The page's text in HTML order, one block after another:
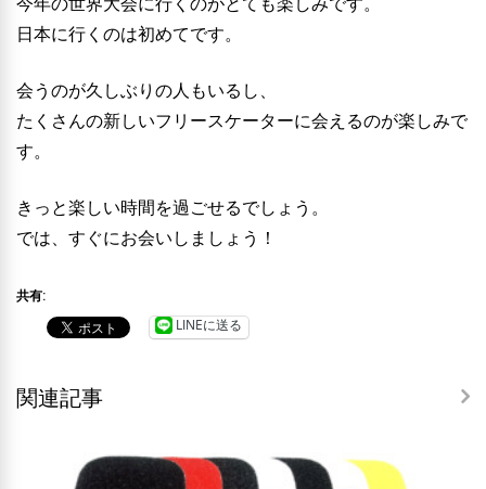
日本に行くのは初めてです。
会うのが久しぶりの人もいるし、
たくさんの新しいフリースケーターに会えるのが楽しみで
す。
きっと楽しい時間を過ごせるでしょう。
では、すぐにお会いしましょう！
共有:
LINEに送る
関連記事